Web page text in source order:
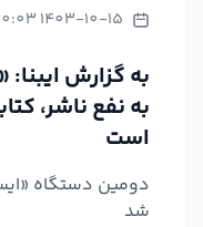
1403-10-15 11:10:03
به گزارش
به نفع ناشر،
است
دومین دستگاه
شد